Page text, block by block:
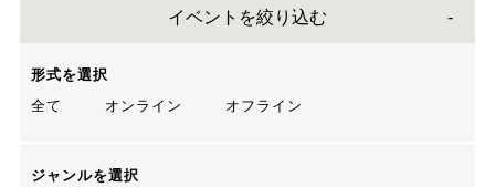
イベントを絞り込む
形式を選択
全て
オンライン オフライン
ジャンルを選択